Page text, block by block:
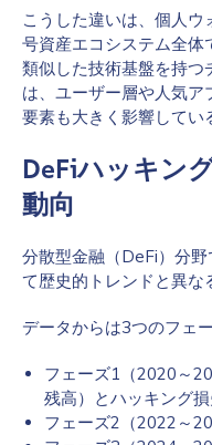
こうした違いは、個人
号資産エコシステム全体
類似した技術基盤を持つ
は、ユーザー層や人気
要素も大きく影響してい
DeFiハッキン
動向
分散型金融（DeFi）分
て歴史的トレンドと異な
データからは3つのフェ
フェーズ1（2020～
残高）とハッキング損
フェーズ2（2022～